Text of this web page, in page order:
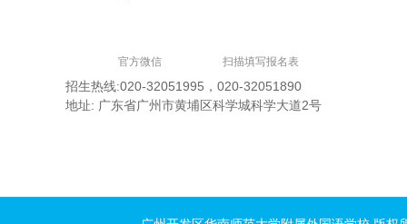
官方微信 扫描填写报名表
招生热线:020-32051995，020-32051890
地址: 广东省广州市黄埔区科学城科学大道2号